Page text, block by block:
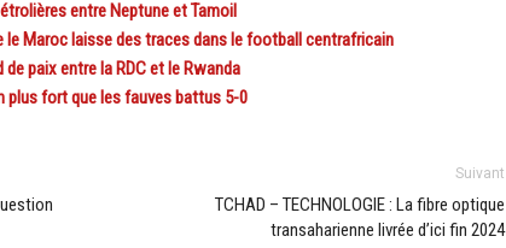
entre Neptune et Tamoil
le Maroc laisse des traces dans le football centrafricain
de paix entre la RDC et le Rwanda
plus fort que les fauves battus 5-0
Suivant
TCHAD – TECHNOLOGIE : La fibre optique
transaharienne livrée d’ici fin 2024